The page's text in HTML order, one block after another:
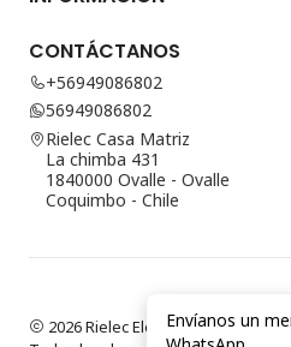
CONTÁCTANOS
+56949086802
56949086802
Rielec Casa Matriz
La chimba 431
1840000 Ovalle - Ovalle
Coquimbo - Chile
2026 Rielec Electricidad.
Envíanos un